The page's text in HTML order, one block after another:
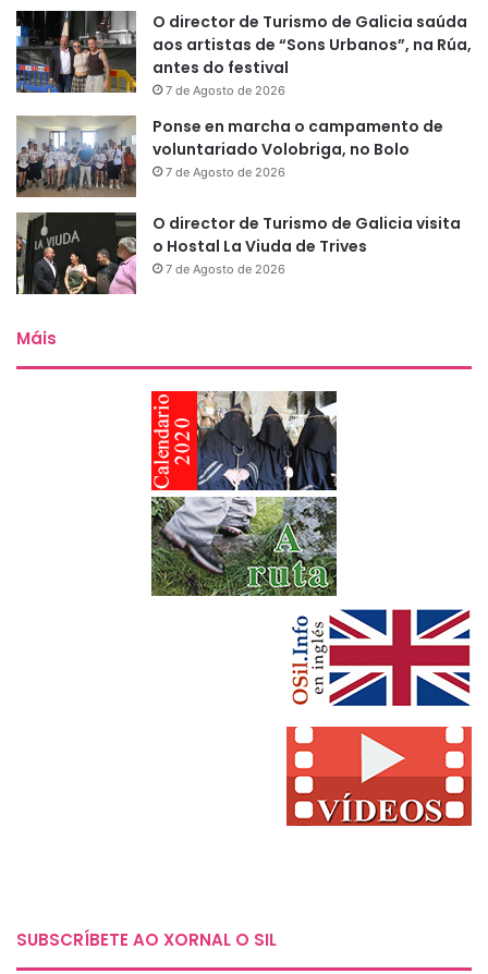
O director de Turismo de Galicia saúda
aos artistas de “Sons Urbanos”, na Rúa,
antes do festival
7 de Agosto de 2026
Ponse en marcha o campamento de
voluntariado Volobriga, no Bolo
7 de Agosto de 2026
O director de Turismo de Galicia visita
o Hostal La Viuda de Trives
7 de Agosto de 2026
Máis
SUBSCRÍBETE AO XORNAL O SIL